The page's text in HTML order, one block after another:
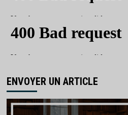
ENVOYER UN ARTICLE